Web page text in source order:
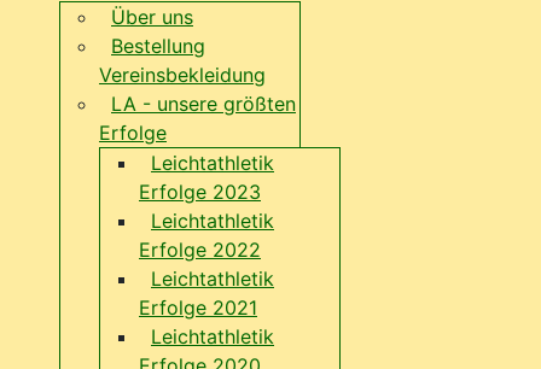
Über uns
Bestellung
Vereinsbekleidung
LA - unsere größten
Erfolge
Leichtathletik
Erfolge 2023
Leichtathletik
Erfolge 2022
Leichtathletik
Erfolge 2021
Leichtathletik